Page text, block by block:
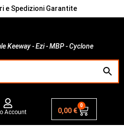
e Spedizioni Garantite
Keeway - Ezi - MBP - Cyclone
Account 0,00 €
0